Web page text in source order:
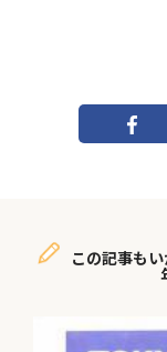
この記事も